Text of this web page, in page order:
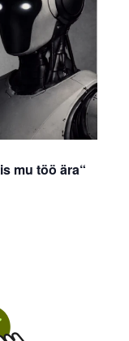
mu töö ära“